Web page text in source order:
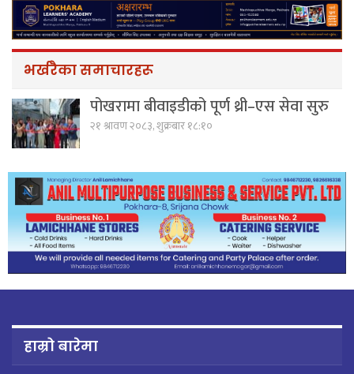
भर्खरैका समाचारहरू
पोखरामा बीवाइडीको पूर्ण थ्री–एस सेवा सुरु
२१ श्रावण २०८३, शुक्रबार १८:१०
हाम्रो बारेमा